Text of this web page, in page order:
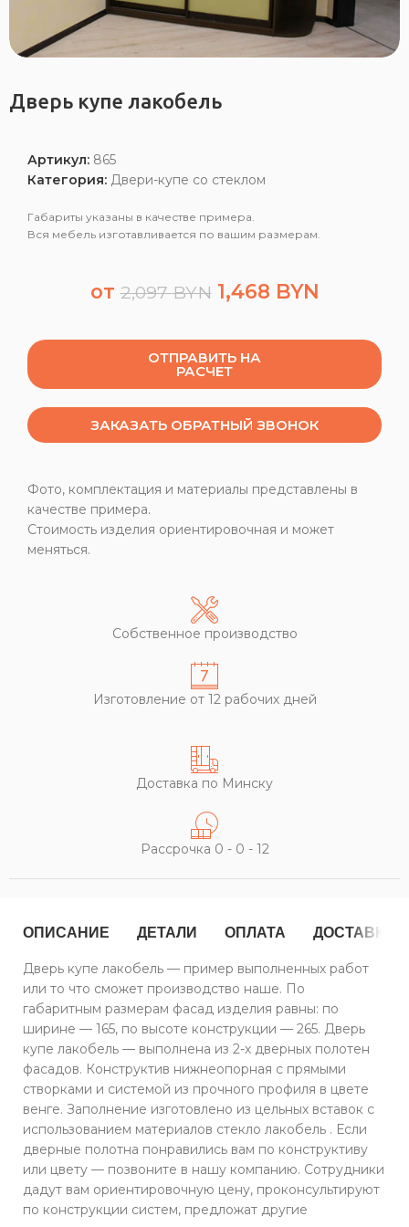
Дверь купе лакобель
Артикул: 865
Категория: Двери-купе со стеклом
Габариты указаны в качестве примера.
Вся мебель изготавливается по вашим размерам.
от 2,097BYN 1,468 BYN
ОТПРАВИТЬ НА
РАСЧЕТ
ЗАКАЗАТЬ ОБРАТНЫЙ ЗВОНОК
Фото, комплектация и материалы представлены в
качестве примера.
Стоимость изделия ориентировочная и может
меняться.
Собственное производство
Изготовление от 12 рабочих дней
Доставка по Минску
Рассрочка 0 - 0 - 12
ОПИСАНИЕ ДЕТАЛИ ОПЛАТА ДОСТАВКА
Дверь купе лакобель — пример выполненных работ
или то что сможет производство наше. По
габаритным размерам фасад изделия равны: по
ширине — 165, по высоте конструкции — 265. Дверь
купе лакобель — выполнена из 2-х дверных полотен
фасадов. Конструктив нижнеопорная с прямыми
створками и системой из прочного профиля в цвете
венге. Заполнение изготовлено из цельных вставок с
использованием материалов стекло лакобель . Если
дверные полотна понравились вам по конструктиву
или цвету — позвоните в нашу компанию. Сотрудники
дадут вам ориентировочную цену, проконсультируют
по конструкции систем, предложат другие